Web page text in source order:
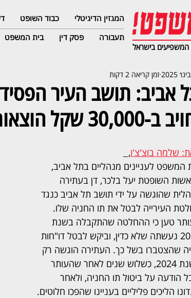
המגזין הדיגיטלי כבוד השופט
תעבורה
פסק דין בית המשפט
המשפיעים בישראל
אביב: תושב העיר
30,000 שקל הוצאות
זמן קריאה 2 דקות
שלמה בוצ'צ'ו,
המשפט לעניינים מנהליים בתל אביב,
השופטת יעל בלכר, דן בעתירה
שהוגשה על ידי תושב תל אביב כנגד
העירייה לבטל את תו החניה שלו.
טען כי ההחלטה שהתקבלה בשנת
2021 נעשתה שלא כדין, וביקש לבטל דו"חות
שהצטברו בשל כך. העתירה הוגשה רק
בשנת 2024, כשלוש שנים לאחר שהעותר
הודעה על ביטול תו החניה, ולאחר
הליכים פליליים בעניינו שהפכו חלוטים.